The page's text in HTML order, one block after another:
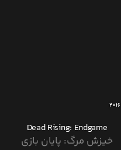
2016
Dead Rising: Endgame
خیزش مرگ: پایان بازی